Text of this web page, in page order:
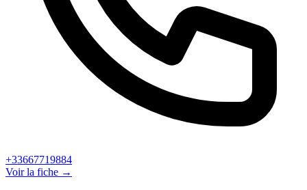
+33667719884
Voir la fiche →